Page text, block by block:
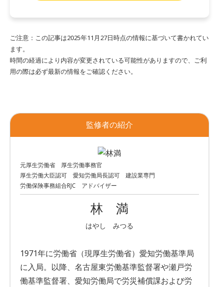
ご注意：この記事は2025年11月27日時点の情報に基づいて書かれてい
ます。
時間の経過により内容が変更されている可能性がありますので、ご利
用の際は必ず最新の情報をご確認ください。
監修者の紹介
元厚生労働省 厚生労働事務官
厚生労働大臣認可 愛知労働局長認可 建設業専門
労働保険事務組合RJC アドバイザー
林 満
はやし みつる
1971年に労働省（現厚生労働省）愛知労働基準局
に入局。以降、名古屋東労働基準監督署や瀬戸労
働基準監督署、愛知労働局で労災補償課および労